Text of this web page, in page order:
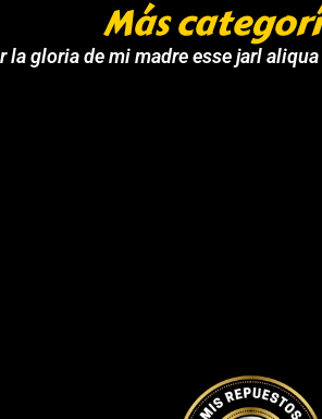
Más
la gloria de mi madre esse jarl